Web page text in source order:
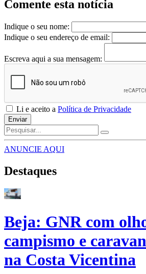
Comente esta notícia
Indique o seu nome:
Indique o seu endereço de email:
Escreva aqui a sua mensagem:
Li e aceito a Política de Privacidade
Enviar
ANUNCIE AQUI
Destaques
Beja: GNR com
campismo e
na Costa Vicentina